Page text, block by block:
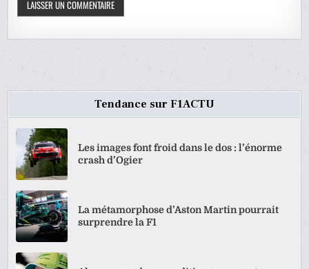
Tendance sur F1ACTU
Les images font froid dans le dos : l’énorme
crash d’Ogier
La métamorphose d’Aston Martin pourrait
surprendre la F1